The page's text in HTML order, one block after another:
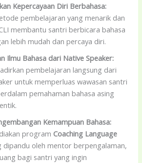
Kepercayaan Diri Berbahasa:
pembelajaran yang menarik dan
membantu santri berbicara bahasa
lebih mudah dan percaya diri.
Ilmu Bahasa dari Native Speaker:
pembelajaran langsung dari
untuk memperluas wawasan santri
pemahaman bahasa asing
Kemampuan Bahasa:
program Coaching Language
dipandu oleh mentor berpengalaman,
bagi santri yang ingin